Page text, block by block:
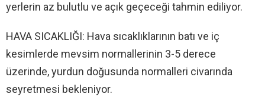
yerlerin az bulutlu ve açık geçeceği tahmin ediliyor.
HAVA SICAKLIĞI: Hava sıcaklıklarının batı ve iç
kesimlerde mevsim normallerinin 3-5 derece
üzerinde, yurdun doğusunda normalleri civarında
seyretmesi bekleniyor.